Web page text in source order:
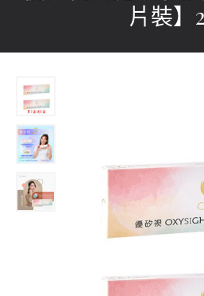
片裝】